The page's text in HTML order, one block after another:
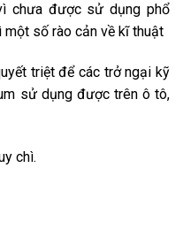
chưa được sử dụng phổ
số rào cản về kĩ thuật
triệt để các trở ngại kỹ
sử dụng được trên ô tô,
chì.